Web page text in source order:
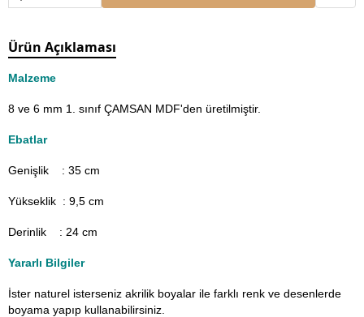
Ürün Açıklaması
Malzeme
8 ve 6 mm 1. sınıf ÇAMSAN MDF'den üretilmiştir.
Ebatlar
Genişlik : 35 cm
Yükseklik : 9,5 cm
Derinlik : 24 cm
Yararlı Bilgiler
İster naturel isterseniz akrilik boyalar ile farklı renk ve desenlerde
boyama yapıp kullanabilirsiniz.